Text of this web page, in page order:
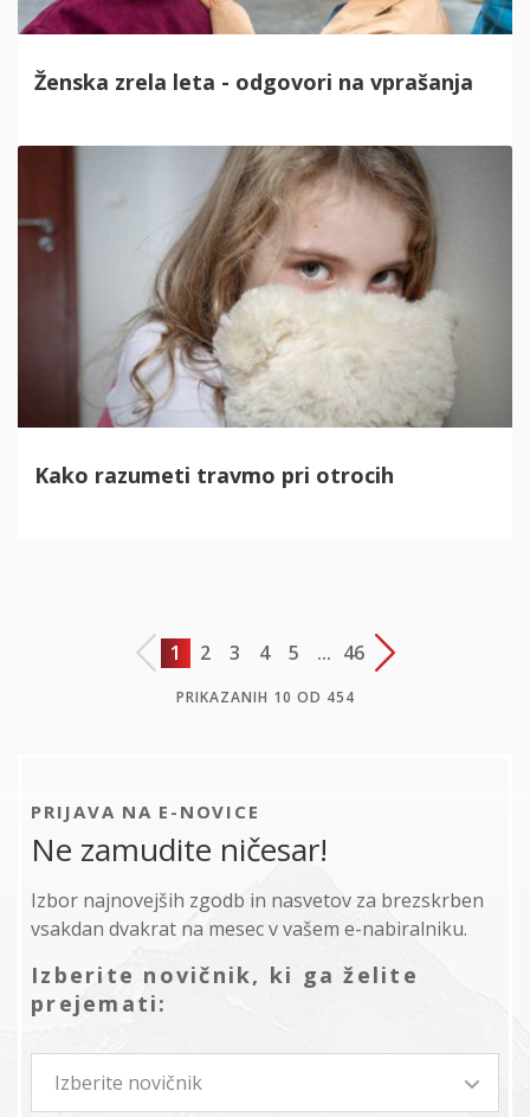
Ženska zrela leta - odgovori na vprašanja
Kako razumeti travmo pri otrocih
1 2 3 4 5 ... 46
PRIKAZANIH 10 OD 454
PRIJAVA NA E-NOVICE
Ne zamudite ničesar!
Izbor najnovejših zgodb in nasvetov za brezskrben
vsakdan dvakrat na mesec v vašem e-nabiralniku.
Izberite novičnik, ki ga želite
prejemati:
Izberite novičnik